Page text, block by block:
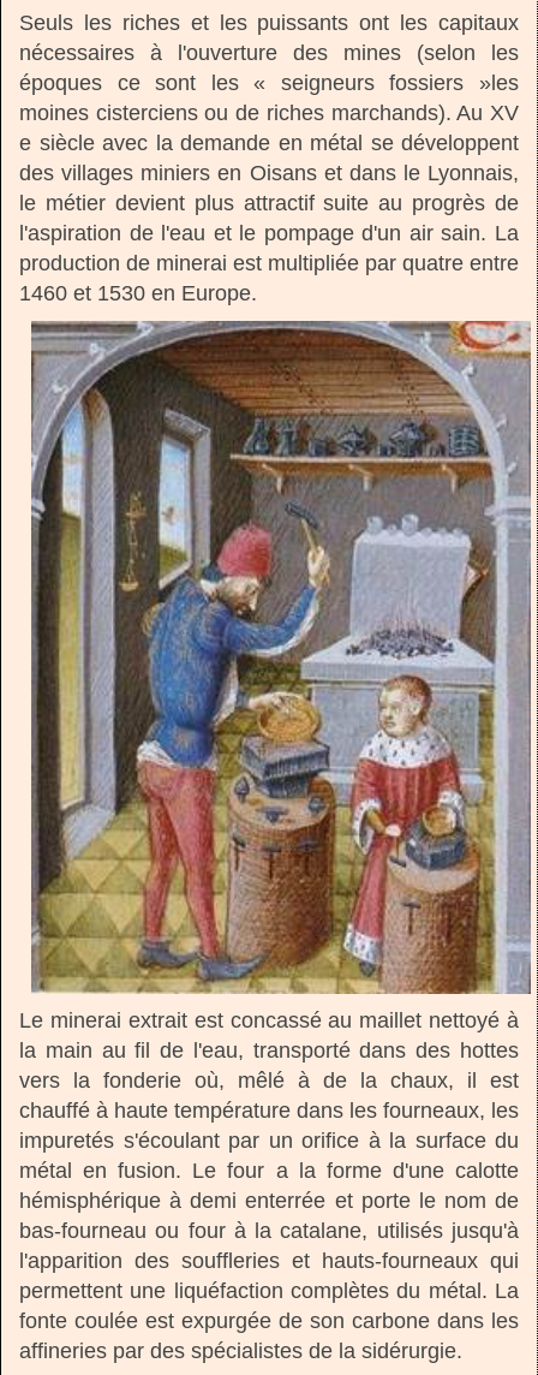
Seuls les riches et les puissants ont les capitaux
nécessaires à l'ouverture des mines (selon les
époques ce sont les « seigneurs fossiers »les
moines cisterciens ou de riches marchands). Au XV
e siècle avec la demande en métal se développent
des villages miniers en Oisans et dans le Lyonnais,
le métier devient plus attractif suite au progrès de
l'aspiration de l'eau et le pompage d'un air sain. La
production de minerai est multipliée par quatre entre
1460 et 1530 en Europe.
Le minerai extrait est concassé au maillet nettoyé à
la main au fil de l'eau, transporté dans des hottes
vers la fonderie où, mêlé à de la chaux, il est
chauffé à haute température dans les fourneaux, les
impuretés s'écoulant par un orifice à la surface du
métal en fusion. Le four a la forme d'une calotte
hémisphérique à demi enterrée et porte le nom de
bas-fourneau ou four à la catalane, utilisés jusqu'à
l'apparition des souffleries et hauts-fourneaux qui
permettent une liquéfaction complètes du métal. La
fonte coulée est expurgée de son carbone dans les
affineries par des spécialistes de la sidérurgie.